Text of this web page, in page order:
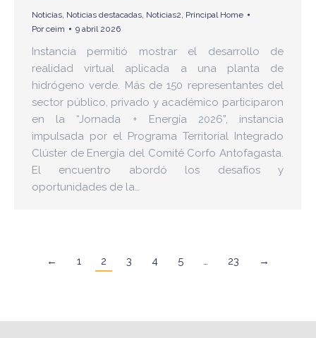
Noticias Noticias destacadas Noticias2 Principal Home
Porceim 9 abril 2026
Instancia permitió mostrar el desarrollo de
realidad virtual aplicada a una planta de
hidrógeno verde. Más de 150 representantes del
sector público, privado y académico participaron
en la “Jornada + Energía 2026”, instancia
impulsada por el Programa Territorial Integrado
Clúster de Energía del Comité Corfo Antofagasta.
El encuentro abordó los desafíos y
oportunidades de la…
← 1 2 3 4 5 … 23 →